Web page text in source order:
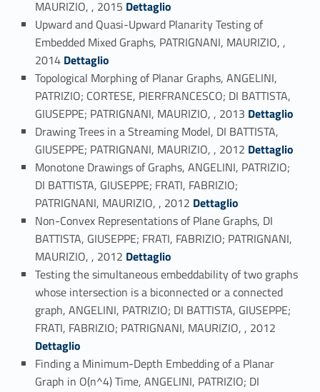
MAURIZIO, , 2015 Dettaglio
Upward and Quasi-Upward Planarity Testing of
Embedded Mixed Graphs, PATRIGNANI, MAURIZIO, ,
2014 Link identifier #identifier_person_104981-38
Dettaglio
Topological Morphing of Planar Graphs, ANGELINI,
PATRIZIO; CORTESE, PIERFRANCESCO; DI BATTISTA,
GIUSEPPE; PATRIGNANI, MAURIZIO, , 2013 Link identifier #identifier_person_121860-39
Dettaglio
Drawing Trees in a Streaming Model, DI BATTISTA,
GIUSEPPE; PATRIGNANI, MAURIZIO, , 2012 Link identifier #identifier_person_195451-40
Dettaglio
Monotone Drawings of Graphs, ANGELINI, PATRIZIO;
DI BATTISTA, GIUSEPPE; FRATI, FABRIZIO;
PATRIGNANI, MAURIZIO, , 2012 Link identifier #identifier_person_111686-41
Dettaglio
Non-Convex Representations of Plane Graphs, DI
BATTISTA, GIUSEPPE; FRATI, FABRIZIO; PATRIGNANI,
MAURIZIO, , 2012 Link identifier #identifier_person_150334-42
Dettaglio
Testing the simultaneous embeddability of two graphs
whose intersection is a biconnected or a connected
graph, ANGELINI, PATRIZIO; DI BATTISTA, GIUSEPPE;
FRATI, FABRIZIO; PATRIGNANI, MAURIZIO, , 2012
Dettaglio
Finding a Minimum-Depth Embedding of a Planar
Graph in O(n^4) Time, ANGELINI, PATRIZIO; DI